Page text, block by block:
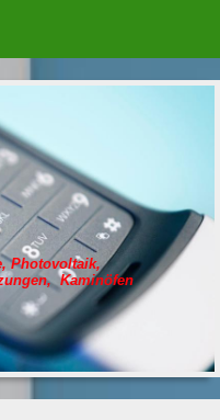
Photovoltaik,
Kaminöfen